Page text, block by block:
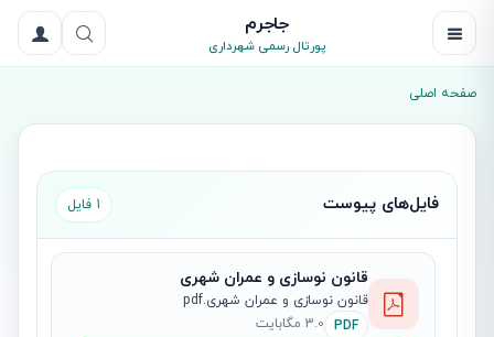
جاجرم
پورتال رسمی شهرداری
صفحه اصلی
فایل‌های پیوست 1 فایل
قانون نوسازی و عمران شهری
قانون نوسازی و عمران شهری.pdf
PDF
3.0 مگابایت